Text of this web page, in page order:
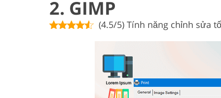
2. GIMP
(4.5/5) Tính năng chỉnh sửa